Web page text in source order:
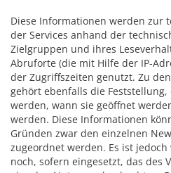
Diese Informationen werden zur
der Services anhand der
Zielgruppen und ihres
Abruforte (die mit Hilfe der IP-
der Zugriffszeiten genutzt. Zu
gehört ebenfalls die
werden, wann sie geöffnet
werden. Diese Informationen
Gründen zwar den einzelnen
zugeordnet werden. Es ist
noch, sofern eingesetzt, das des